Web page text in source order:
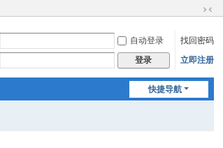
换
到
窄
自动登录
找回密码
登录 立即注册
快捷导航